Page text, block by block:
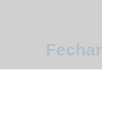
Fechar